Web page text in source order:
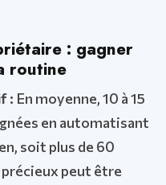
: gagner
routine
: En moyenne, 10 à 15
en automatisant
soit plus de 60
précieux peut être